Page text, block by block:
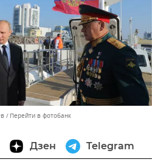
Перейти в фотобанк
Дзен Telegram